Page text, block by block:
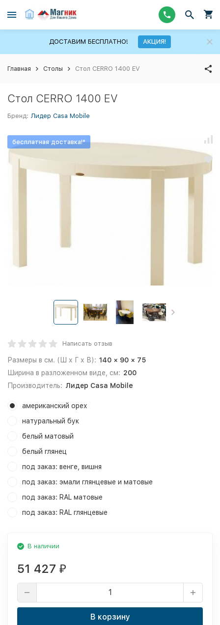
ДОСТАВИМ БЕСПЛАТНО! АКЦИЯ!
Главная Столы Стол CERRO 1400 EV
Стол CERRO 1400 EV
Бренд: Лидер Casa Mobile
бесплатная доставка!*
Написать отзыв
Размеры в см. (Ш х Г х В): 140 × 90 × 75
Ширина в разложенном виде, см: 200
Производитель: Лидер Casa Mobile
американский орех
натуральный бук
белый матовый
белый глянец
под заказ: венге, вишня
под заказ: эмали глянцевые и матовые
под заказ: RAL матовые
под заказ: RAL глянцевые
В наличии
51 427 ₽
В корзину